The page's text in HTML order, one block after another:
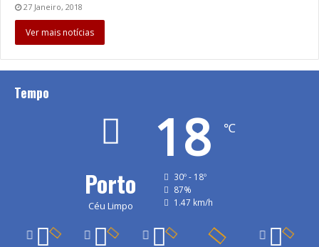
27 Janeiro, 2018
Ver mais notícias
Tempo
Porto
Céu Limpo
18 ℃
30º - 18º
87%
1.47 km/h